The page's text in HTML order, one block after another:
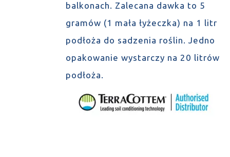
balkonach. Zalecana dawka to 5
gramów (1 mała łyżeczka) na 1 litr
podłoża do sadzenia roślin. Jedno
opakowanie wystarczy na 20 litrów
podłoża.